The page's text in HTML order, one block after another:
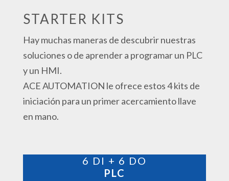
STARTER KITS
Hay muchas maneras de descubrir nuestras
soluciones o de aprender a programar un PLC
y un HMI.
ACE AUTOMATION le ofrece estos 4 kits de
iniciación para un primer acercamiento llave
en mano.
6 DI + 6 DO
PLC